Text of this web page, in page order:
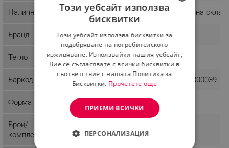
Наличност Налично на склад Налично на склад
Бранд Klausberg Voltz
Тегло 0.71 kg 0.9 kg
Баркод 5902666611734 3800235300039
Форма
Брой/
комплект
ROMANIAN
Този уебсайт използва
бисквитки
Този уебсайт използва бисквитки за
подобряване на потребителското
изживяване. Използвайки нашия уебсайт,
Вие се съгласявате с всички бисквитки в
съответствие с нашата Политика за
Бисквитки. Прочетете още
ПРИЕМИ ВСИЧКИ
ПЕРСОНАЛИЗАЦИЯ